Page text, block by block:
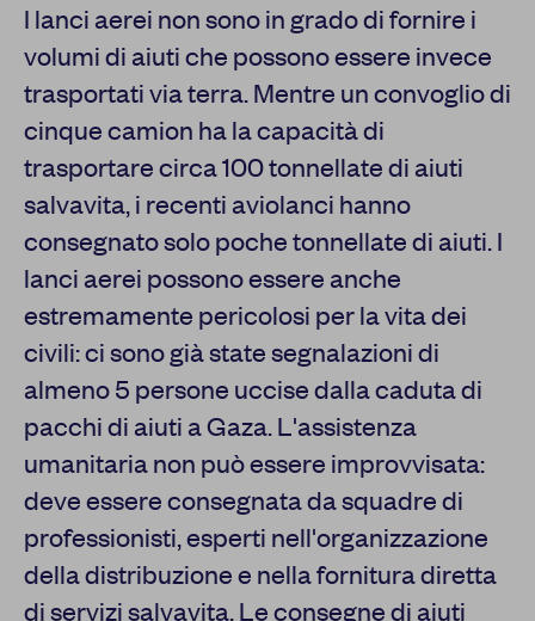
I lanci aerei non sono in grado di fornire i
volumi di aiuti che possono essere invece
trasportati via terra. Mentre un convoglio di
cinque camion ha la capacità di
trasportare circa 100 tonnellate di aiuti
salvavita, i recenti aviolanci hanno
consegnato solo poche tonnellate di aiuti. I
lanci aerei possono essere anche
estremamente pericolosi per la vita dei
civili: ci sono già state segnalazioni di
almeno 5 persone uccise dalla caduta di
pacchi di aiuti a Gaza. L'assistenza
umanitaria non può essere improvvisata:
deve essere consegnata da squadre di
professionisti, esperti nell'organizzazione
della distribuzione e nella fornitura diretta
di servizi salvavita. Le consegne di aiuti